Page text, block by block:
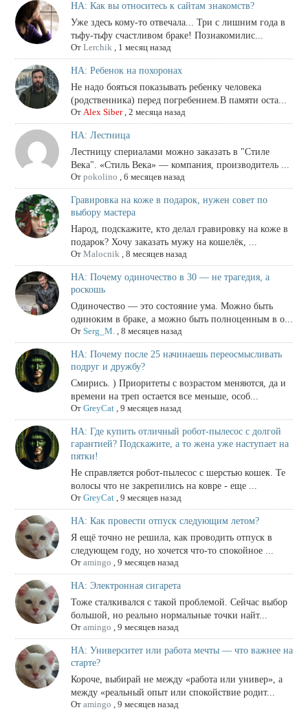
НА: Как вы относитесь к сайтам знакомств?
Уже здесь кому-то отвечала... Три с лишним года в
тьфу-тьфу счастливом браке! Познакомилис...
От Lerchik, 1 месяц назад
НА: Ребенок на похоронах
Не надо бояться показывать ребенку человека
(родственника) перед погребением.В памяти оста...
От Alex Siber, 2 месяца назад
НА: Лестница
Лестницу спериалами можно заказать в "Стиле
Века". «Стиль Века» — компания, производитель ...
От pokolino , 6 месяцев назад
Гравировка на коже в подарок, нужен совет по
выбору мастера
Народ, подскажите, кто делал гравировку на коже в
подарок? Хочу заказать мужу на кошелёк, ...
От Malocnik, 8 месяцев назад
НА: Почему одиночество в 30 — не трагедия, а
роскошь
Одиночество — это состояние ума. Можно быть
одиноким в браке, а можно быть полноценным в о...
От Serg_M., 8 месяцев назад
НА: Почему после 25 начинаешь переосмысливать
подруг и дружбу?
Смирись. ) Приоритеты с возрастом меняются, да и
времени на треп остается все меньше, особ...
От GreyCat, 9 месяцев назад
НА: Где купить отличный робот-пылесос с долгой
гарантией? Подскажите, а то жена уже наступает на
пятки!
Не справляется робот-пылесос с шерстью кошек. Те
волосы что не закрепились на ковре - еще ...
От GreyCat, 9 месяцев назад
НА: Как провести отпуск следующим летом?
Я ещё точно не решила, как проводить отпуск в
следующем году, но хочется что-то спокойное ...
От amingo , 9 месяцев назад
НА: Электронная сигарета
Тоже сталкивался с такой проблемой. Сейчас выбор
большой, но реально нормальные точки найт...
От amingo , 9 месяцев назад
НА: Университет или работа мечты — что важнее на
старте?
Короче, выбирай не между «работа или универ», а
между «реальный опыт или спокойствие родит...
От amingo , 9 месяцев назад